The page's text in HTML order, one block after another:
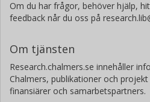
Om du har frågor, behöver hjälp,
feedback når du oss på
Om tjänsten
Research.chalmers.se innehåller
Chalmers, publikationer och
finansiärer och samarbetspartners.